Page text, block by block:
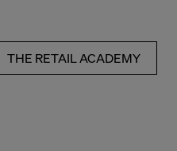
THE RETAIL ACADEMY